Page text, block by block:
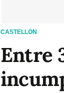
CASTELLÓN
Entre